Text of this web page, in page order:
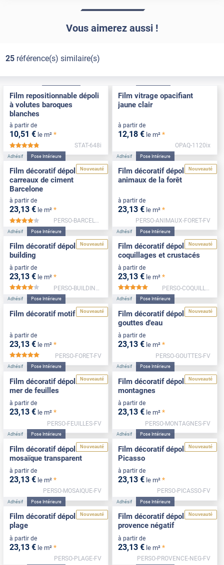
Vous aimerez aussi !
25référence(s) similaire(s)
Film repositionnable dépoli
à volutes baroques
blanches
à partir de
10,51 € le m² *
*****
STAT-648i
Film vitrage opacifiant
jaune clair
à partir de
12,18 € le m² *
OPAQ-1120ix
Nouveauté
Adhésif Pose Intérieure
Film décoratif dépoli
carreaux de ciment
Barcelone
à partir de
23,13 € le m² *
*****
PERSO-BARCELONE-NEG-FV
Nouveauté
Adhésif Pose Intérieure
Film décoratif dépoli motif
animaux de la forêt
à partir de
23,13 € le m² *
PERSO-ANIMAUX-FORET-FV
Nouveauté
Adhésif Pose Intérieure
Film décoratif dépoli motif
building
à partir de
23,13 € le m² *
*****
PERSO-BUILDING-FV
Nouveauté
Adhésif Pose Intérieure
Film décoratif dépoli motif
coquillages et crustacés
à partir de
23,13 € le m² *
*****
PERSO-COQUILLAGES-FV
Nouveauté
Adhésif Pose Intérieure
Film décoratif motif forêt
à partir de
23,13 € le m² *
PERSO-FORET-FV
Nouveauté
Adhésif Pose Intérieure
Film décoratif dépoli motif
gouttes d'eau
à partir de
23,13 € le m² *
PERSO-GOUTTES-FV
Nouveauté
Adhésif Pose Intérieure
Film décoratif dépoli motif
mer de feuilles
à partir de
23,13 € le m² *
PERSO-FEUILLES-FV
Nouveauté
Adhésif Pose Intérieure
Film décoratif dépoli motif
montagnes
à partir de
23,13 € le m² *
PERSO-MONTAGNES-FV
Nouveauté
Adhésif Pose Intérieure
Film décoratif dépoli motif
mosaïque transparent
à partir de
23,13 € le m² *
PERSO-MOSAIQUE-FV
Nouveauté
Adhésif Pose Intérieure
Film décoratif dépoli motif
Picasso
à partir de
23,13 € le m² *
PERSO-PICASSO-FV
Nouveauté
Adhésif Pose Intérieure
Film décoratif dépoli motif
plage
à partir de
23,13 € le m² *
PERSO-PLAGE-FV
Nouveauté
Adhésif Pose Intérieure
Film décoratif dépoli motif
provence négatif
à partir de
23,13 € le m² *
PERSO-PROVENCE-NEG-FV